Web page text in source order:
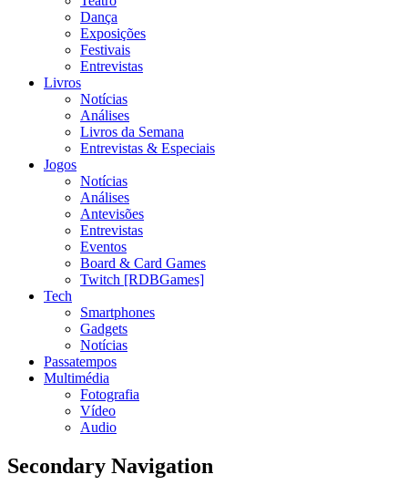
Dança
Exposições
Festivais
Entrevistas
Livros
Notícias
Análises
Livros da Semana
Entrevistas & Especiais
Jogos
Notícias
Análises
Antevisões
Entrevistas
Eventos
Board & Card Games
Twitch [RDBGames]
Tech
Smartphones
Gadgets
Notícias
Passatempos
Multimédia
Fotografia
Vídeo
Audio
Secondary Navigation